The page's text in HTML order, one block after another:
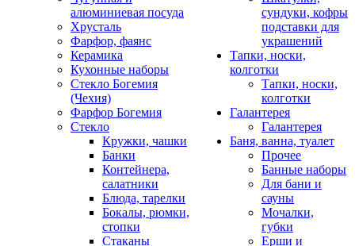
алюминиевая посуда
Хрусталь
Фарфор, фаянс
Керамика
Кухонные наборы
Стекло Богемия
(Чехия)
Фарфор Богемия
Стекло
Кружки, чашки
Банки
Контейнера,
салатники
Блюда, тарелки
Бокалы, рюмки,
стопки
Стаканы
сундуки, кофры
подставки для
украшений
Тапки, носки,
колготки
Тапки, носки,
колготки
Галантерея
Галантерея
Баня, ванна, туалет
Прочее
Банные наборы
Для бани и
сауны
Мочалки,
губки
Ерши и